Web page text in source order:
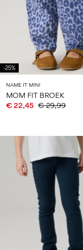
-25%
NAME IT MINI
MOM FIT BROEK
€ 22,45 € 29,99